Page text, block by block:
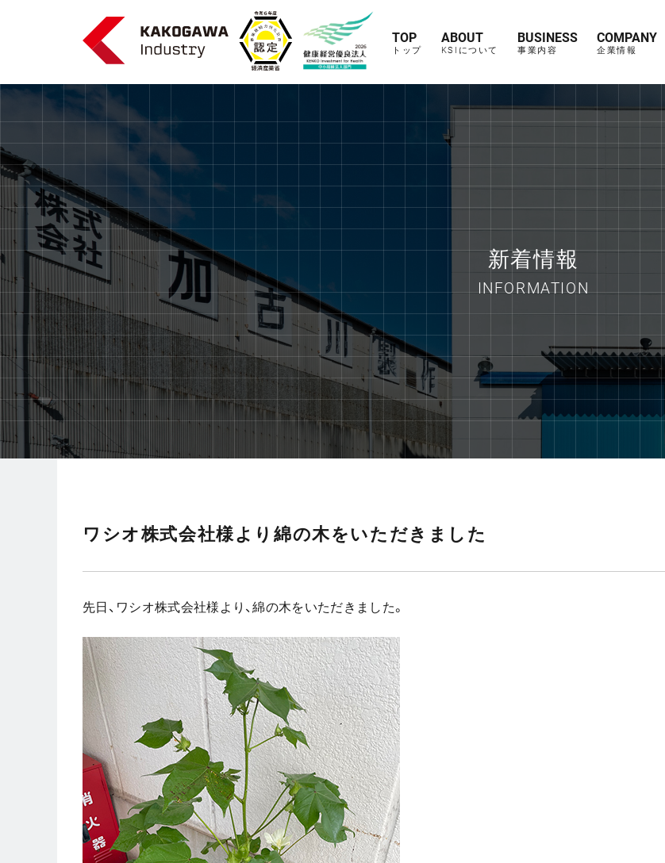
トップ
TOP
KSIについて
ABOUT
事業内容
BUSINESS
企業情報
COMPANY
新着情報
INFORMATION
ワシオ株式会社様より綿の木をいただきました
先日、ワシオ株式会社様より、綿の木をいただきました。